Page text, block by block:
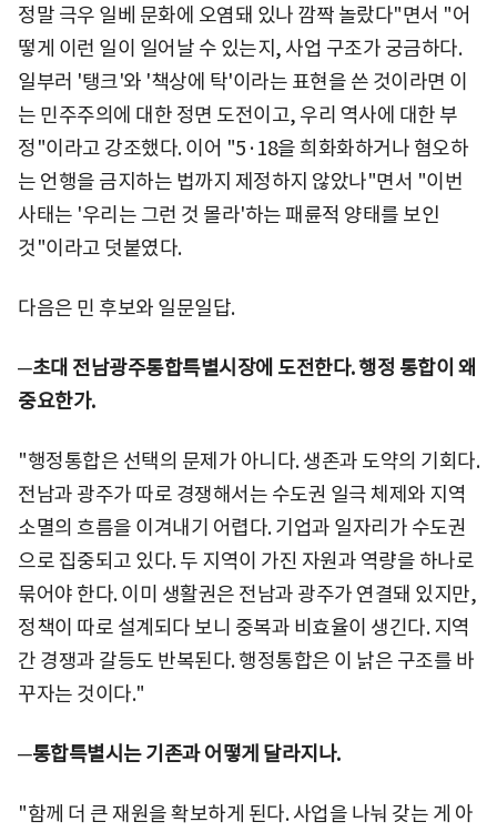
정말 극우 일베 문화에 오염돼 있나 깜짝 놀랐다"면서 "어
떻게 이런 일이 일어날 수 있는지, 사업 구조가 궁금하다.
일부러 '탱크'와 '책상에 탁'이라는 표현을 쓴 것이라면 이
는 민주주의에 대한 정면 도전이고, 우리 역사에 대한 부
정"이라고 강조했다. 이어 "5·18을 희화화하거나 혐오하
는 언행을 금지하는 법까지 제정하지 않았나"면서 "이번
사태는 '우리는 그런 것 몰라'하는 패륜적 양태를 보인
것"이라고 덧붙였다.
다음은 민 후보와 일문일답.
─초대 전남광주통합특별시장에 도전한다. 행정 통합이 왜
중요한가.
"행정통합은 선택의 문제가 아니다. 생존과 도약의 기회다.
전남과 광주가 따로 경쟁해서는 수도권 일극 체제와 지역
소멸의 흐름을 이겨내기 어렵다. 기업과 일자리가 수도권
으로 집중되고 있다. 두 지역이 가진 자원과 역량을 하나로
묶어야 한다. 이미 생활권은 전남과 광주가 연결돼 있지만,
정책이 따로 설계되다 보니 중복과 비효율이 생긴다. 지역
간 경쟁과 갈등도 반복된다. 행정통합은 이 낡은 구조를 바
꾸자는 것이다."
─통합특별시는 기존과 어떻게 달라지나.
"함께 더 큰 재원을 확보하게 된다. 사업을 나눠 갖는 게 아